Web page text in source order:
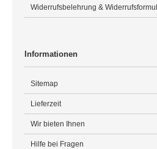
Widerrufsbelehrung &
Informationen
Sitemap
Lieferzeit
Wir bieten Ihnen
Hilfe bei Fragen